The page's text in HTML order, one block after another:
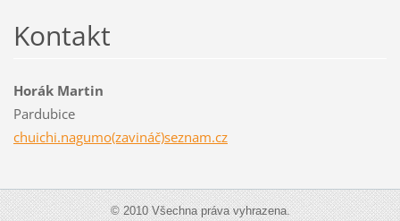
Kontakt
Horák Martin
Pardubice
chuichi.nagumo(zavináč)seznam.cz
© 2010 Všechna práva vyhrazena.